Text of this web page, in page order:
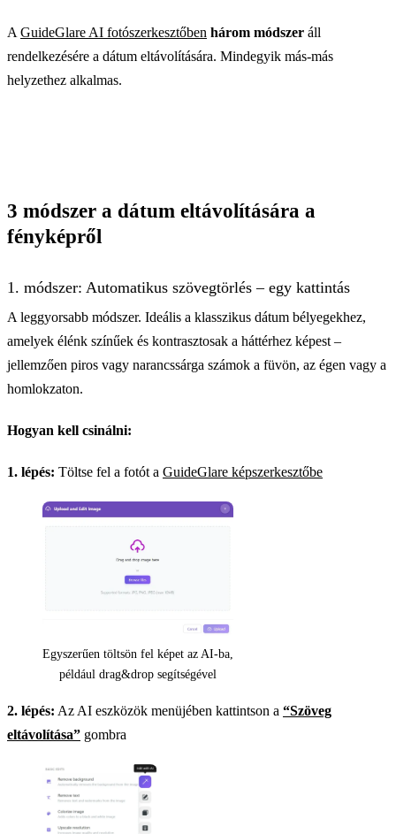
A GuideGlare AI fotószerkesztőben három módszer áll
rendelkezésére a dátum eltávolítására. Mindegyik más-más
helyzethez alkalmas.
3 módszer a dátum eltávolítására a
fényképről
1. módszer: Automatikus szövegtörlés – egy kattintás
A leggyorsabb módszer. Ideális a klasszikus dátum bélyegekhez,
amelyek élénk színűek és kontrasztosak a háttérhez képest –
jellemzően piros vagy narancssárga számok a füvön, az égen vagy a
homlokzaton.
Hogyan kell csinálni:
1. lépés: Töltse fel a fotót a GuideGlare képszerkesztőbe
Egyszerűen töltsön fel képet az AI-ba,
például drag&drop segítségével
2. lépés: Az AI eszközök menüjében kattintson a “Szöveg
eltávolítása” gombra